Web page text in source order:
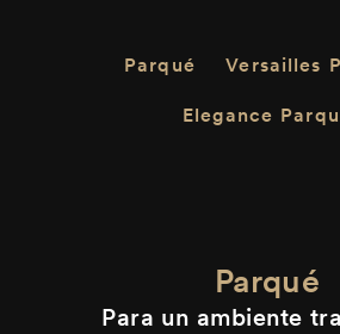
Parqué
Versailles
Elegance
Parqué
Para un ambiente